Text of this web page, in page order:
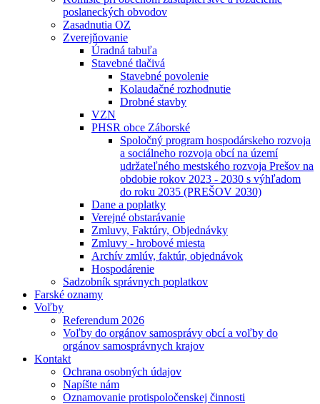
poslaneckých obvodov
Zasadnutia OZ
Zverejňovanie
Úradná tabuľa
Stavebné tlačivá
Stavebné povolenie
Kolaudačné rozhodnutie
Drobné stavby
VZN
PHSR obce Záborské
Spoločný program hospodárskeho rozvoja
a sociálneho rozvoja obcí na území
udržateľného mestského rozvoja Prešov na
obdobie rokov 2023 - 2030 s výhľadom
do roku 2035 (PREŠOV 2030)
Dane a poplatky
Verejné obstarávanie
Zmluvy, Faktúry, Objednávky
Zmluvy - hrobové miesta
Archív zmlúv, faktúr, objednávok
Hospodárenie
Sadzobník správnych poplatkov
Farské oznamy
Voľby
Referendum 2026
Voľby do orgánov samosprávy obcí a voľby do
orgánov samosprávnych krajov
Kontakt
Ochrana osobných údajov
Napíšte nám
Oznamovanie protispoločenskej činnosti